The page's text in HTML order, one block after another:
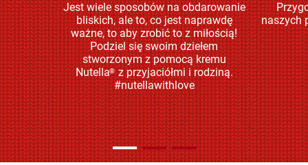
Jest wiele sposobów na obdarowanie
bliskich, ale to, co jest naprawdę
ważne, to aby zrobić to z miłością!
Podziel się swoim dziełem
stworzonym z pomocą kremu
Nutella®z przyjaciółmi i rodziną.
#nutellawithlove
naszych